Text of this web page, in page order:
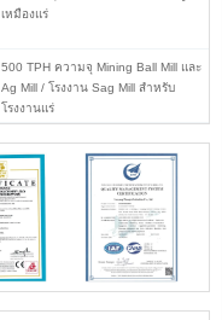
เหมืองแร่
500 TPH ความจุ Mining Ball Mill และ
Ag Mill / โรงงาน Sag Mill สำหรับ
โรงงานแร่